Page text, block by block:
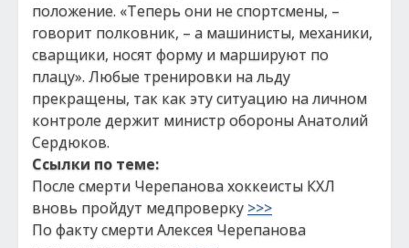
положение. «Теперь они не спортсмены, –
говорит полковник, – а машинисты, механики,
сварщики, носят форму и маршируют по
плацу». Любые тренировки на льду
прекращены, так как эту ситуацию на личном
контроле держит министр обороны Анатолий
Сердюков.
Ссылки по теме:
После смерти Черепанова хоккеисты КХЛ
вновь пройдут медпроверку >>>
По факту смерти Алексея Черепанова